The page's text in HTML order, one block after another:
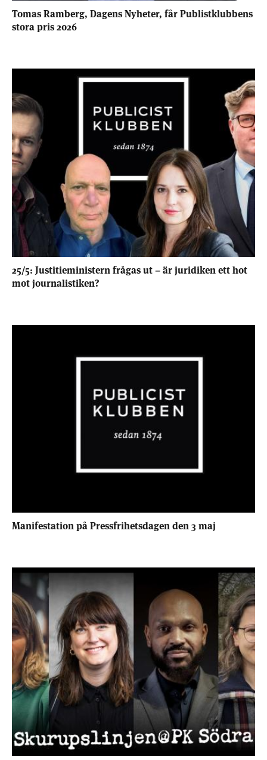
Tomas Ramberg, Dagens Nyheter, får Publistklubbens
stora pris 2026
25/5: Justitieministern frågas ut – är juridiken ett hot
mot journalistiken?
Manifestation på Pressfrihetsdagen den 3 maj